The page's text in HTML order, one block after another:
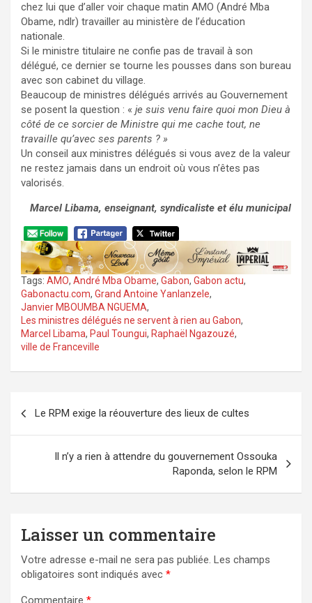
chez lui que d’aller voir chaque matin AMO (André Mba
Obame, ndlr) travailler au ministère de l’éducation
nationale.
Si le ministre titulaire ne confie pas de travail à son
délégué, ce dernier se tourne les pousses dans son bureau
avec son cabinet du village.
Beaucoup de ministres délégués arrivés au Gouvernement
se posent la question : « je suis venu faire quoi mon Dieu à
côté de ce sorcier de Ministre qui me cache tout, ne
travaille qu’avec ses parents ? »
Un conseil aux ministres délégués si vous avez de la valeur
ne restez jamais dans un endroit où vous n’êtes pas
valorisés.
Marcel Libama, enseignant, syndicaliste et élu municipal
Tags: AMO, André Mba Obame, Gabon, Gabon actu,
Gabonactu.com, Grand Antoine Yanlanzele,
Janvier MBOUMBA NGUEMA,
Les ministres délégués ne servent à rien au Gabon,
Marcel Libama, Paul Toungui, Raphaël Ngazouzé,
ville de Franceville
de
l’article
Le RPM exige la réouverture des lieux de cultes
Il n’y a rien à attendre du gouvernement Ossouka
Raponda, selon le RPM
Laisser un commentaire
Votre adresse e-mail ne sera pas publiée. Les champs
obligatoires sont indiqués avec *
Commentaire *